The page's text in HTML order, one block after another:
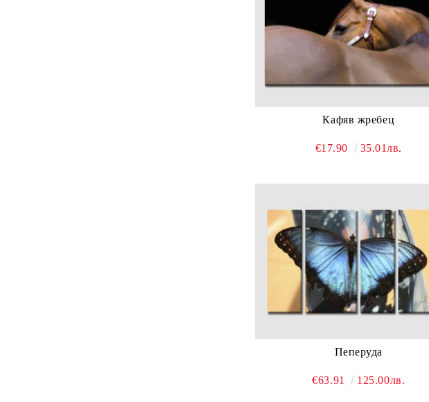
Кафяв жребец
€17.90 35.01лв.
Пеперуда
€63.91 125.00лв.